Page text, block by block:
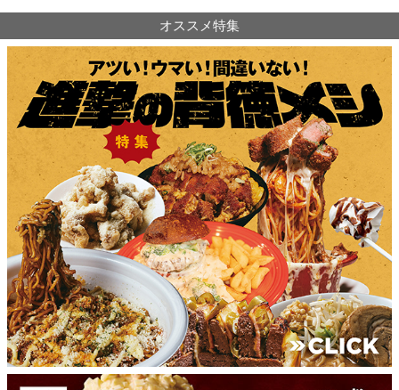
オススメ特集